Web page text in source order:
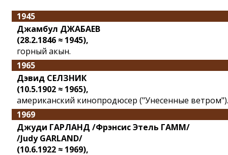
1945
Джамбул ДЖАБАЕВ
(28.2.1846 ≈ 1945),
горный акын.
1965
Дэвид СЕЛЗНИК
(10.5.1902 ≈ 1965),
американский кинопродюсер ("Унесенные ветром").
1969
Джуди ГАРЛАНД /Фрэнсис Этель ГАММ/
/Judy GARLAND/
(10.6.1922 ≈ 1969),